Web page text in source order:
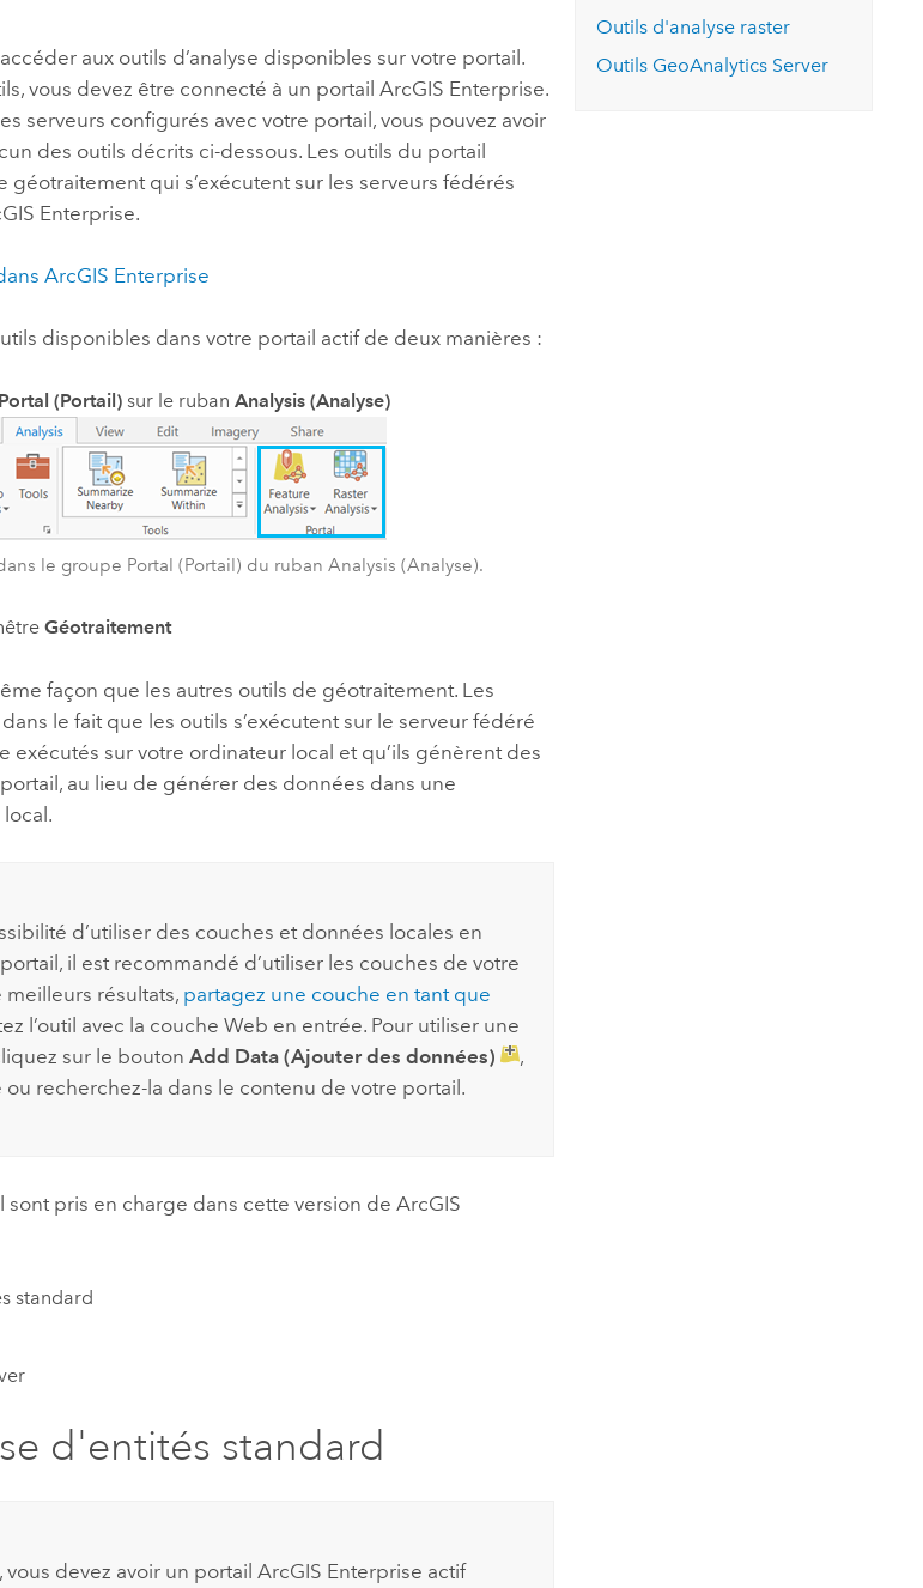
Explorer ce cours
technologiques
tendances de
l’univers
géospatial
Lire le récit
aux outils d’analyse disponibles sur votre portail.
vous devez être connecté à un portailArcGIS Enterprise.
serveurs configurés avec votre portail, vous pouvez avoir
des outils décrits ci-dessous. Les outils du portail
géotraitement qui s’exécutent sur les serveurs fédérés
Enterprise.
ArcGIS Enterprise
disponibles dans votre portail actif de deux manières :
Portal (Portail)sur le ruban Analysis (Analyse)
le groupe Portal (Portail) du ruban Analysis (Analyse).
Géotraitement
façon que les autres outils de géotraitement. Les
le fait que les outils s’exécutent sur le serveur fédéré
exécutés sur votre ordinateur local et qu’ils génèrent des
au lieu de générer des données dans une
d’utiliser des couches et données locales en
il est recommandé d’utiliser les couches de votre
résultats, partagez une couche en tant que
l’outil avec la couche Web en entrée. Pour utiliser une
sur le bouton Add Data (Ajouter des données)
,
recherchez-la dans le contenu de votre portail.
sont pris en charge dans cette version deArcGIS
standard
d'entités standard
vous devez avoir un portail ArcGIS Enterprise actif
Outils d'analyse raster
Outils GeoAnalytics Server